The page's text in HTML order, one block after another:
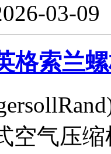
03-
格索兰
空气压